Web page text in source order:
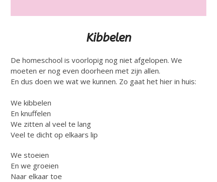
Kibbelen
De homeschool is voorlopig nog niet afgelopen. We
moeten er nog even doorheen met zijn allen.
En dus doen we wat we kunnen. Zo gaat het hier in huis:
We kibbelen
En knuffelen
We zitten al veel te lang
Veel te dicht op elkaars lip
We stoeien
En we groeien
Naar elkaar toe